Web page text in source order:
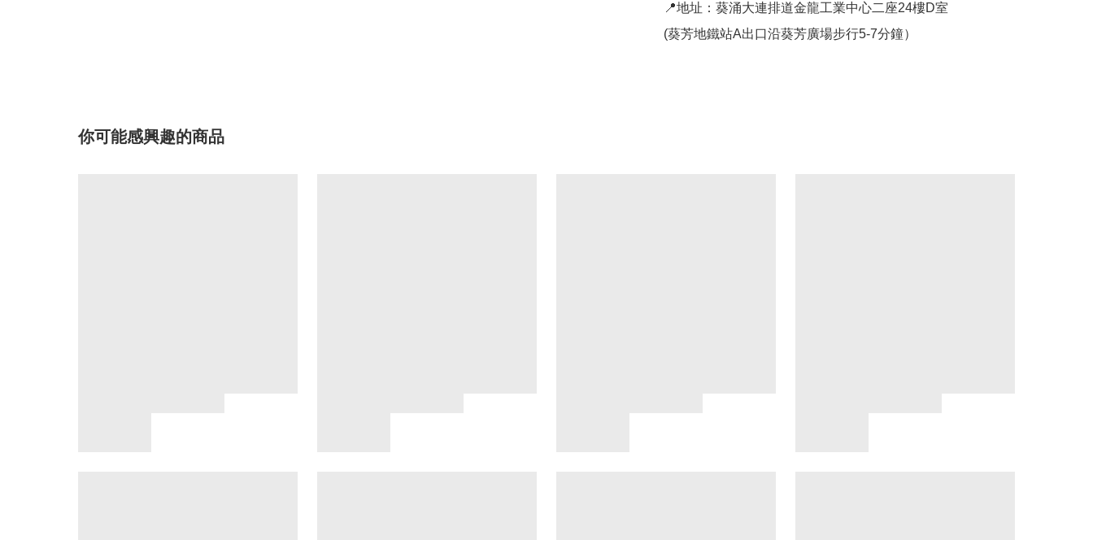
📍地址：葵涌大連排道金龍工業中心二座24樓D室
(葵芳地鐵站A出口沿葵芳廣場步行5-7分鐘）
你可能感興趣的商品